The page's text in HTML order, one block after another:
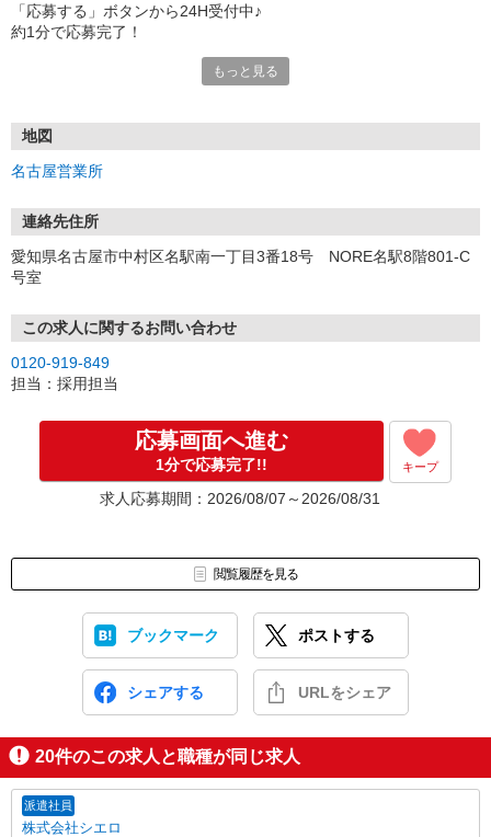
「応募する」ボタンから24H受付中♪
約1分で応募完了！
①応募から3営業日を目安に、メールorお電話でご連絡します。
★スマホでWEB面接（LINEなど）・出張面接・事務所面接と選べま
す
③面接実施（履歴書不要）
④勤務開始（スタート日は応相談）
お気軽にご応募ください♪
もっと見る
地図
名古屋営業所
連絡先住所
愛知県名古屋市中村区名駅南一丁目3番18号 NORE名駅8階801-C
号室
この求人に関するお問い合わせ
0120-919-849
担当：採用担当
応募画面へ進む
1分で応募完了!! キープ
求人応募期間：2026/08/07～2026/08/31
閲覧履歴を見る
ブックマーク ポストする
シェアする URLをシェア
20件のこの求人と職種が同じ求人
派遣社員
株式会社シエロ